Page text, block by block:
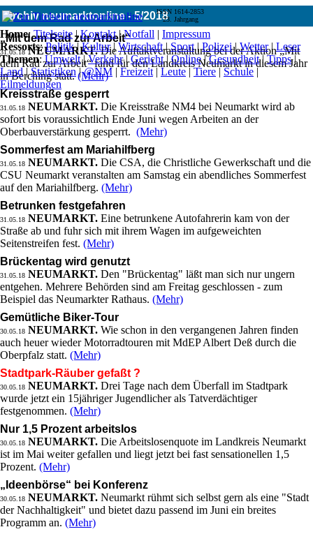
Archiv neumarktonline - 5/2018
„Mit dem Rad zur Arbeit“
31.05.18 NEUMARKT.Die Auftaktveranstaltung bei der Aktion „Mit
dem Rad zur Arbeit“ fand für den Landkreis Neumarkt in diesem Jahr
in Berching statt.(Mehr)
Kreisstraße gesperrt
31.05.18 NEUMARKT. Die Kreisstraße NM4 bei Neumarkt wird ab
sofort bis voraussichtlich Ende Juni wegen Arbeiten an der
Oberbauverstärkung gesperrt. (Mehr)
Sommerfest am Mariahilfberg
31.05.18 NEUMARKT. Die CSA, die Christliche Gewerkschaft und die
CSU Neumarkt veranstalten am Samstag ein abendliches Sommerfest
auf den Mariahilfberg. (Mehr)
Betrunken festgefahren
31.05.18 NEUMARKT. Eine betrunkene Autofahrerin kam von der
Straße ab und fuhr sich mit ihrem Wagen im aufgeweichten
Seitenstreifen fest. (Mehr)
Brückentag wird genutzt
31.05.18 NEUMARKT. Den "Brückentag" läßt man sich nur ungern
entgehen. Mehrere Behörden sind am Freitag geschlossen - zum
Beispiel das Neumarkter Rathaus. (Mehr)
Gemütliche Biker-Tour
30.05.18 NEUMARKT. Wie schon in den vergangenen Jahren finden
auch heuer wieder Motorradtouren mit MdEP Albert Deß durch die
Oberpfalz statt. (Mehr)
Stadtpark-Räuber gefaßt ?
30.05.18 NEUMARKT. Drei Tage nach dem Überfall im Stadtpark
wurde jetzt ein 15jähriger Jugendlicher als Tatverdächtiger
festgenommen. (Mehr)
Nur 1,5 Prozent arbeitslos
30.05.18 NEUMARKT. Die Arbeitslosenquote im Landkreis Neumarkt
ist im Mai weiter gefallen und liegt jetzt bei fast sensationellen 1,5
Prozent. (Mehr)
„Ideenbörse“ bei Konferenz
30.05.18 NEUMARKT. Neumarkt rühmt sich selbst gern als eine "Stadt
der Nachhaltigkeit" und bietet dazu passend im Juni ein breites
Programm an. (Mehr)
ISSN 1614-2853
23. Jahrgang
Home:Titelseite|Kontakt|Notfall | Impressum
Ressorts:Politik|Kultur|Wirtschaft|Sport|Polizei|Wetter|Leser
Themen:Umwelt|Verkehr|Gericht|Online|Gesundheit|Tipps|
Land|Statistiken |@NM | Freizeit | Leute | Tiere | Schule |
Eilmeldungen